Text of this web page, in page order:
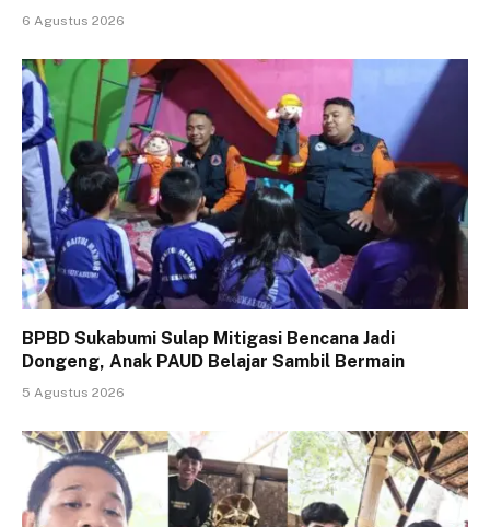
6 Agustus 2026
BPBD Sukabumi Sulap Mitigasi Bencana Jadi
Dongeng, Anak PAUD Belajar Sambil Bermain
5 Agustus 2026